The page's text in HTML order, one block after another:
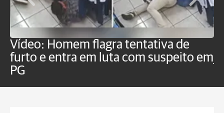
Vídeo: Homem flagra tentativa de
furto e entra em luta com suspeito em
PG